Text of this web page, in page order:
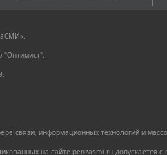
"Оптимист".
связи, информационных технологий и
на сайте penzasmi.ru допускается